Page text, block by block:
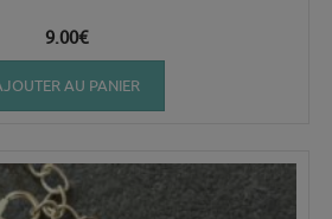
9.00€
AU PANIER